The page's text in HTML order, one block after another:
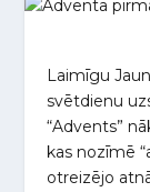
Laimīgu
svētdienu
“Advents”
kas nozīmē
otreizējo